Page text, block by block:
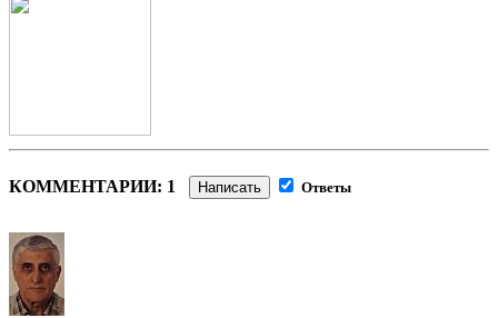
КОММЕНТАРИИ: 1 Написать Ответы